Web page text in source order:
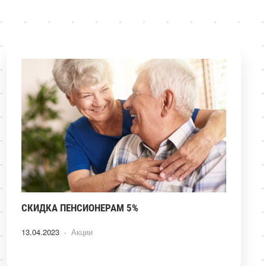
СКИДКА ПЕНСИОНЕРАМ 5%
13.04.2023 ·Акции